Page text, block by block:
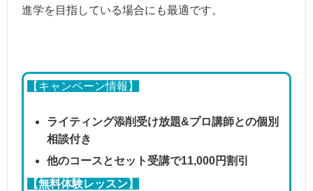
進学を目指している場合にも最適です。
【キャンペーン情報】
ライティング添削受け放題&プロ講師との個別
相談付き
他のコースとセット受講で11,000円割引
【無料体験レッスン】